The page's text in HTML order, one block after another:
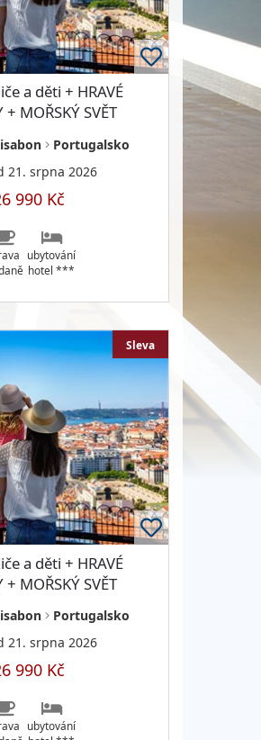
a děti + HRAVÉ
MOŘSKÝ SVĚT
Portugalsko
21. srpna 2026
990 Kč
ubytování
hotel ***
Sleva
a děti + HRAVÉ
MOŘSKÝ SVĚT
Portugalsko
21. srpna 2026
990 Kč
ubytování